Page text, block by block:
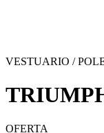
VESTUARIO /
OFERTA